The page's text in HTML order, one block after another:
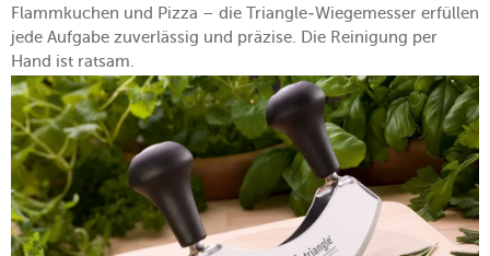
Flammkuchen und Pizza – die Triangle-Wiegemesser erfüllen
jede Aufgabe zuverlässig und präzise. Die Reinigung per
Hand ist ratsam.